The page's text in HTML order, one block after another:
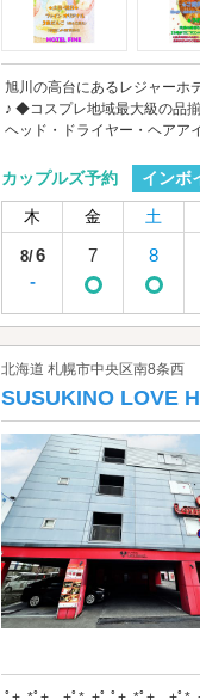
旭川の高台にあるレジャーホ
♪ ◆コスプレ地域最大級の品
ヘッド・ドライヤー・ヘアア
カップルズ予約
インボ
木
金 土
8/6
-
7 8
北海道 札幌市中央区南8条西
SUSUKINO LOVE